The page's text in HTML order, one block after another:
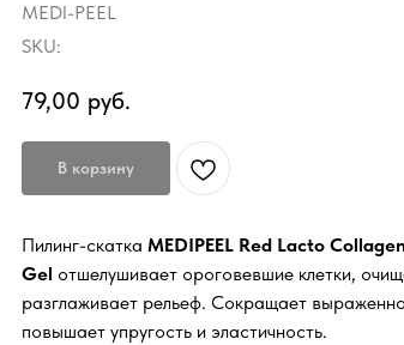
MEDI-PEEL
SKU:
79,00 руб.
В корзину
Пилинг-скатка MEDIPEEL Red Lacto
Gel отшелушивает ороговевшие клетки,
разглаживает рельеф. Сокращает
повышает упругость и эластичность.